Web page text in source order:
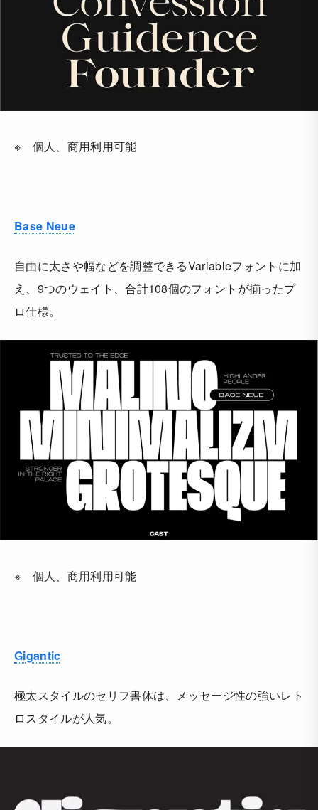
※ 個人、商用利用可能
Base Neue
自由に太さや幅などを調整できるVariableフォントに加
え、9つのウェイト、合計108個のフォントが揃ったプ
ロ仕様。
※ 個人、商用利用可能
Gigantic
極太スタイルのセリフ書体は、メッセージ性の強いレト
ロスタイルが人気。